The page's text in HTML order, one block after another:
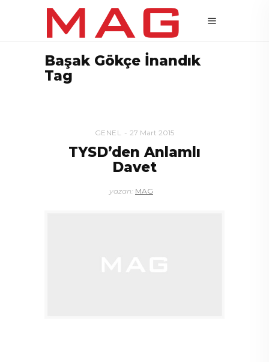
Başak Gökçe İnandık
Tag
GENEL 27 Mart 2015
TYSD’den Anlamlı
Davet
yazan: MAG